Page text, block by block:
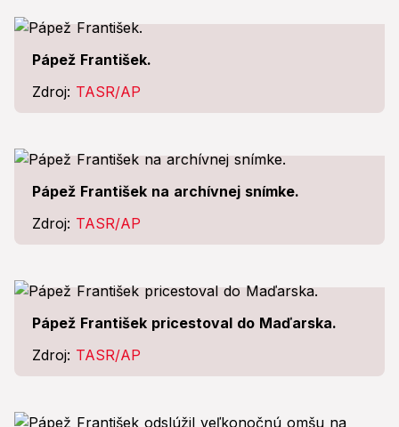
Pápež František.
Zdroj: TASR/AP
Pápež František na archívnej snímke.
Zdroj: TASR/AP
Pápež František pricestoval do Maďarska.
Zdroj: TASR/AP